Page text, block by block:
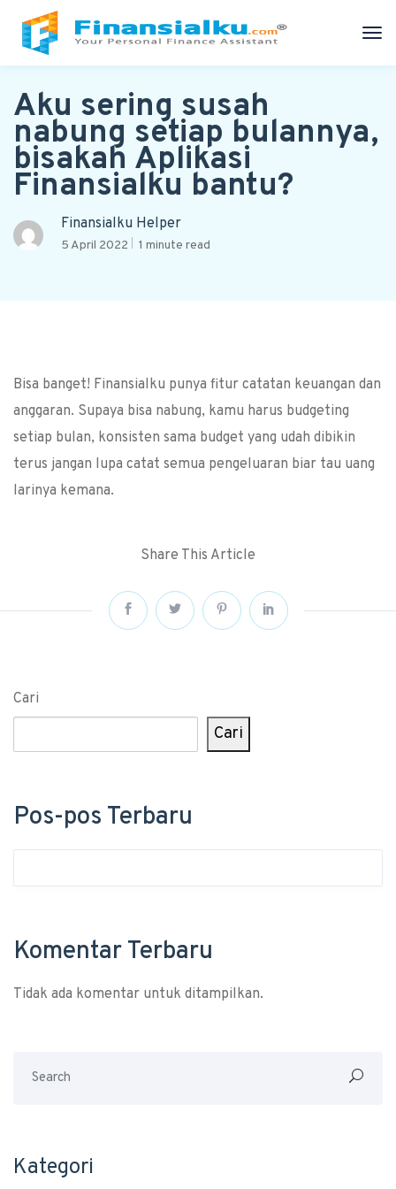
Aku sering susah
nabung setiap bulannya,
bisakah Aplikasi
Finansialku bantu?
Finansialku Helper
5 April 2022 1 minute read
Bisa banget! Finansialku punya fitur catatan keuangan dan
anggaran. Supaya bisa nabung, kamu harus budgeting
setiap bulan, konsisten sama budget yang udah dibikin
terus jangan lupa catat semua pengeluaran biar tau uang
larinya kemana.
Share This Article
Cari
Cari
Pos-pos Terbaru
Komentar Terbaru
Tidak ada komentar untuk ditampilkan.
Kategori